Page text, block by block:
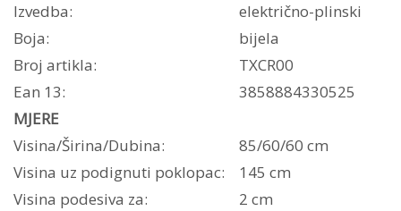
Izvedba:
električno-plinski
Boja:
bijela
Broj artikla:
TXCR00
Ean 13:
3858884330525
MJERE
Visina/Širina/Dubina:
85/60/60 cm
Visina uz podignuti poklopac:
145 cm
Visina podesiva za:
2 cm